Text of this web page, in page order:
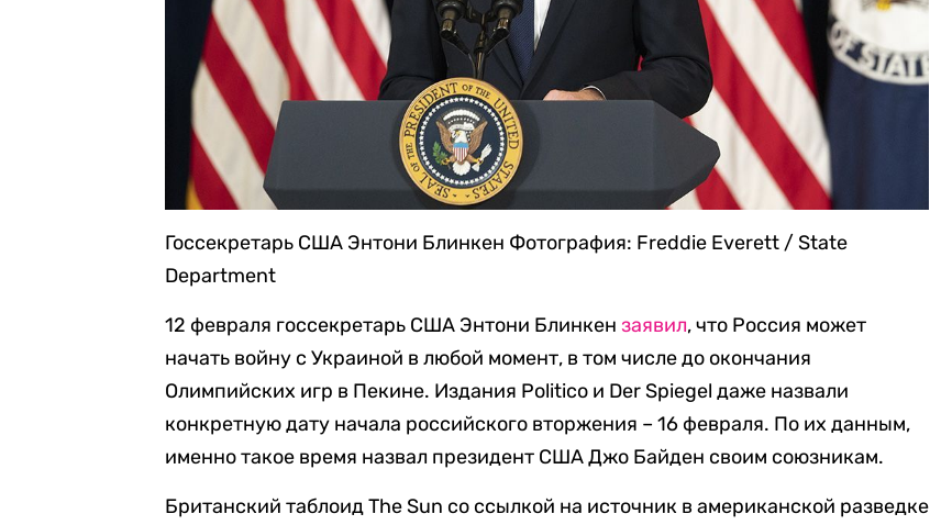
Госсекретарь США Энтони Блинкен Фотография: Freddie Everett / State
Department
12 февраля госсекретарь США Энтони Блинкен заявил, что Россия может
начать войну с Украиной в любой момент, в том числе до окончания
Олимпийских игр в Пекине. Издания Politico и Der Spiegel даже назвали
конкретную дату начала российского вторжения – 16 февраля. По их данным,
именно такое время назвал президент США Джо Байден своим союзникам.
Британский таблоид The Sun со ссылкой на источник в американской разведке